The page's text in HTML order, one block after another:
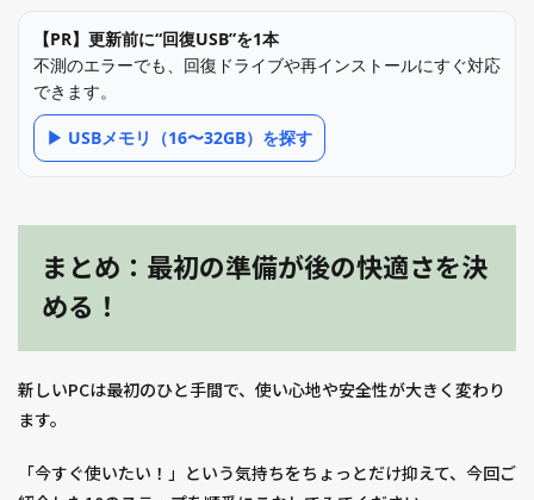
【PR】更新前に“回復USB”を1本
不測のエラーでも、回復ドライブや再インストールにすぐ対応
できます。
▶ USBメモリ（16〜32GB）を探す
まとめ：最初の準備が後の快適さを決
める！
新しいPCは最初のひと手間で、使い心地や安全性が大きく変わり
ます。
「今すぐ使いたい！」という気持ちをちょっとだけ抑えて、今回ご